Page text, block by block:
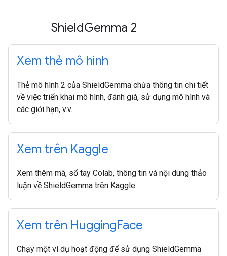
ShieldGemma 2
Xem thẻ mô hình
Thẻ mô hình 2 của ShieldGemma chứa thông tin chi tiết
về việc triển khai mô hình, đánh giá, sử dụng mô hình và
các giới hạn, v.v.
Xem trên Kaggle
Xem thêm mã, sổ tay Colab, thông tin và nội dung thảo
luận về ShieldGemma trên Kaggle.
Xem trên HuggingFace
Chạy một ví dụ hoạt động để sử dụng ShieldGemma